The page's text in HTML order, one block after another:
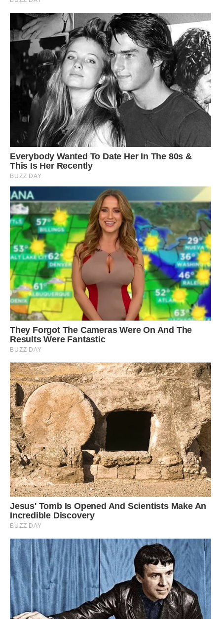
Уляну, а молода матуся полегшено зітхнула і щасливо
посміхнулася.
Передрук без посилання на Ibilingua.com заборонено
Фото ілюстративне, Ibilingua.com
Сподобалася стаття? Поділіться з друзями на Facebook!